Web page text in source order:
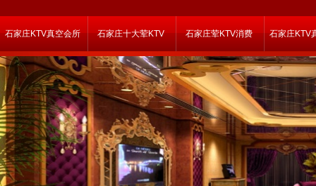
石家庄KTV真空会所 石家庄十大荤KTV 石家庄荤KTV消费 石家庄KTV